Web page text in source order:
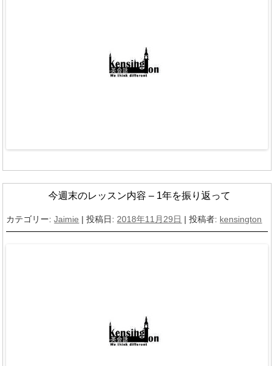
今週末のレッスン内容 – 1年を振り返って
カテゴリー:Jaimie | 投稿日: 2018年11月29日 |投稿者: kensington